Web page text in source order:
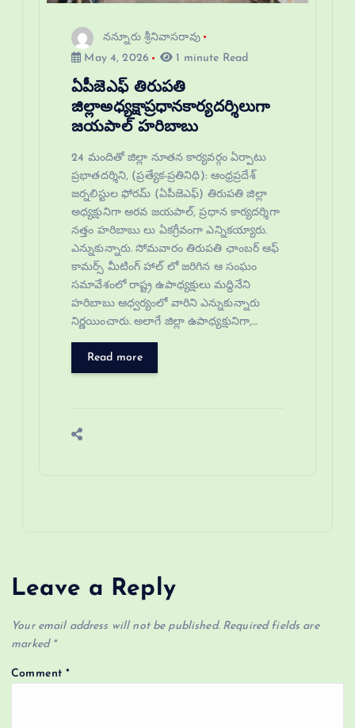
నన్నూరు శ్రీనివాసరావు
May 4, 2026
1 minute Read
ఏపీజెఎఫ్ తిరుపతి
జిల్లాఅధ్యక్షాప్రధానకార్యదర్శిలుగా
జయపాల్ హరిబాబు
24 మందితో జిల్లా నూతన కార్యవర్గం ఏర్పాటు
ప్రభాతదర్శిని, (ప్రత్యేక-ప్రతినిధి): ఆంధ్రప్రదేశ్
జర్నలిస్టుల ఫోరమ్ (ఏపీజెఎఫ్) తిరుపతి జిల్లా
అధ్యక్షునిగా అరవ జయపాల్, ప్రధాన కార్యదర్శిగా
నత్తం హరిబాబు లు ఏకగ్రీవంగా ఎన్నికయ్యారు.
ఎన్నుకున్నారు. సోమవారం తిరుపతి ఛాంబర్ ఆఫ్
కామర్స్ మీటింగ్ హాల్ లో జరిగిన ఆ సంఘం
సమావేశంలో రాష్ట్ర ఉపాధ్యక్షులు మద్దినేని
హరిబాబు ఆధ్వర్యంలో వారిని ఎన్నుకున్నారు
నిర్ణయించారు. అలాగే జిల్లా ఉపాధ్యక్షునిగా,…
Read more
Leave a Reply
Your email address will not be published. Required fields are
marked *
Comment*